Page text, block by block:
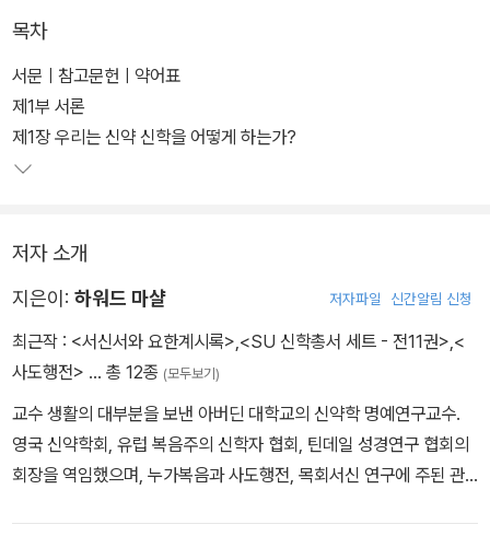
목차
서문ㅣ참고문헌ㅣ약어표
제1부 서론
제1장 우리는 신약 신학을 어떻게 하는가?
저자 소개
지은이: 하워드 마샬 저자파일 신간알림 신청
최근작 : <서신서와 요한계시록>,<SU 신학총서 세트 - 전11권>,<
사도행전> … 총 12종 (모두보기)
교수 생활의 대부분을 보낸 아버딘 대학교의 신약학 명예연구교수.
영국 신약학회, 유럽 복음주의 신학자 협회, 틴데일 성경연구 협회의
회장을 역임했으며, 누가복음과 사도행전, 목회서신 연구에 주된 관